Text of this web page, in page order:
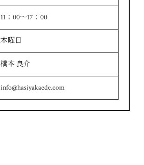
11：00～17：00
木曜日
橋本 良介
info@hasiyakaede.com